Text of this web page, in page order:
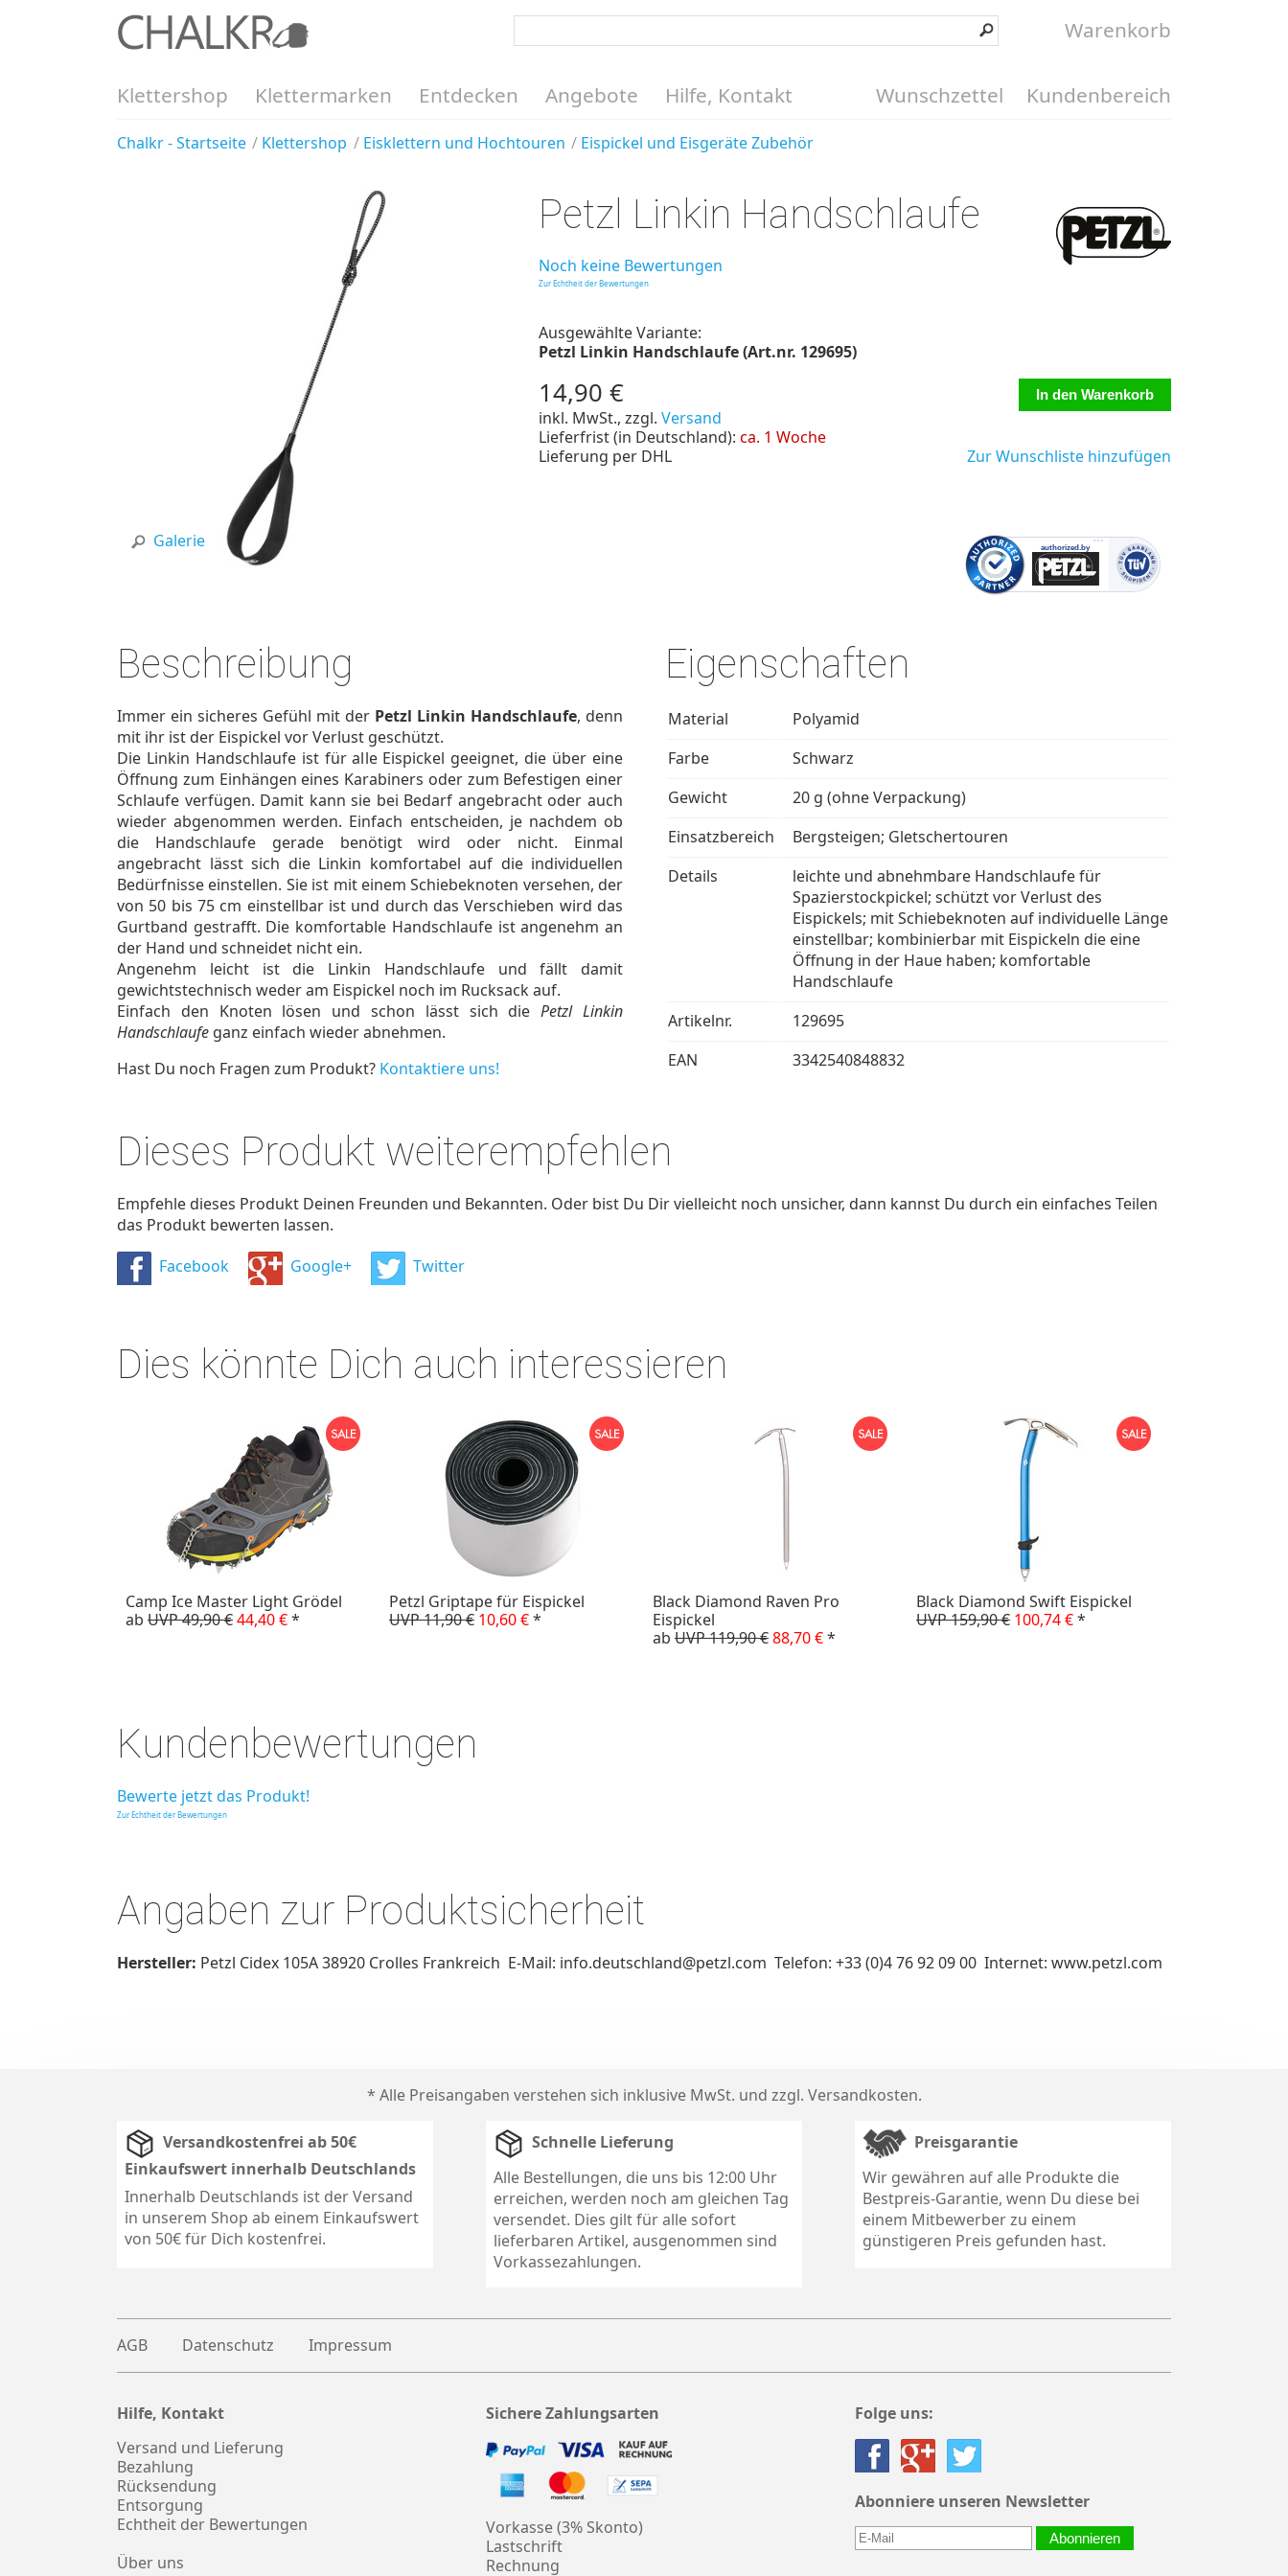
Warenkorb
Klettershop Klettermarken Entdecken Angebote Hilfe, Kontakt Kundenbereich
Wunschzettel
Chalkr - Startseite Klettershop Eisklettern und Hochtouren Eispickel und Eisgeräte Zubehör
Galerie
Petzl Linkin Handschlaufe
Noch keine Bewertungen
Zur Echtheit der Bewertungen
Ausgewählte Variante:
Petzl Linkin Handschlaufe (Art.nr. 129695)
14,90 €
inkl. MwSt., zzgl. Versand
Lieferfrist (in Deutschland): ca. 1 Woche
Lieferung per DHL
Zur Wunschliste hinzufügen
Eigenschaften
Material
Polyamid
Farbe
Schwarz
Gewicht
20 g (ohne Verpackung)
Einsatzbereich
Bergsteigen; Gletschertouren
Details
leichte und abnehmbare Handschlaufe für
Spazierstockpickel; schützt vor Verlust des
Eispickels; mit Schiebeknoten auf individuelle Länge
einstellbar; kombinierbar mit Eispickeln die eine
Öffnung in der Haue haben; komfortable
Handschlaufe
Artikelnr.
129695
EAN
3342540848832
Beschreibung
Immer ein sicheres Gefühl mit der Petzl Linkin Handschlaufe, denn
mit ihr ist der Eispickel vor Verlust geschützt.
Die Linkin Handschlaufe ist für alle Eispickel geeignet, die über eine
Öffnung zum Einhängen eines Karabiners oder zum Befestigen einer
Schlaufe verfügen. Damit kann sie bei Bedarf angebracht oder auch
wieder abgenommen werden. Einfach entscheiden, je nachdem ob
die Handschlaufe gerade benötigt wird oder nicht. Einmal
angebracht lässt sich die Linkin komfortabel auf die individuellen
Bedürfnisse einstellen. Sie ist mit einem Schiebeknoten versehen, der
von 50 bis 75 cm einstellbar ist und durch das Verschieben wird das
Gurtband gestrafft. Die komfortable Handschlaufe ist angenehm an
der Hand und schneidet nicht ein.
Angenehm leicht ist die Linkin Handschlaufe und fällt damit
gewichtstechnisch weder am Eispickel noch im Rucksack auf.
Einfach den Knoten lösen und schon lässt sich diePetzl Linkin
Handschlaufe ganz einfach wieder abnehmen.
Hast Du noch Fragen zum Produkt? Kontaktiere uns!
Dieses Produkt weiterempfehlen
Empfehle dieses Produkt Deinen Freunden und Bekannten. Oder bist Du Dir vielleicht noch unsicher, dann kannst Du durch ein einfaches Teilen
das Produkt bewerten lassen.
Facebook
Google+ Twitter
Dies könnte Dich auch interessieren
Camp Ice Master Light Grödel
ab UVP 49,90 €44,40 €*
Petzl Griptape für Eispickel
UVP 11,90 € 10,60 €*
Black Diamond Raven Pro
Eispickel
ab UVP 119,90 €88,70 €*
Black Diamond Swift Eispickel
UVP 159,90 € 100,74 €*
Kundenbewertungen
Bewerte jetzt das Produkt!
Zur Echtheit der Bewertungen
Angaben zur Produktsicherheit
Hersteller: Petzl Cidex 105A 38920 Crolles Frankreich E-Mail: info.deutschland@petzl.com Telefon: +33 (0)4 76 92 09 00 Internet: www.petzl.com
* Alle Preisangaben verstehen sich inklusive MwSt. und zzgl. Versandkosten.
Versandkostenfrei ab 50€
Einkaufswert innerhalb Deutschlands
Innerhalb Deutschlands ist der Versand
in unserem Shop ab einem Einkaufswert
von 50€ für Dich kostenfrei.
Schnelle Lieferung
Alle Bestellungen, die uns bis 12:00 Uhr
erreichen, werden noch am gleichen Tag
versendet. Dies gilt für alle sofort
lieferbaren Artikel, ausgenommen sind
Vorkassezahlungen.
Preisgarantie
Wir gewähren auf alle Produkte die
Bestpreis-Garantie, wenn Du diese bei
einem Mitbewerber zu einem
günstigeren Preis gefunden hast.
AGB Datenschutz Impressum
Hilfe, Kontakt
Versand und Lieferung
Bezahlung
Rücksendung
Entsorgung
Echtheit der Bewertungen
Über uns
Sichere Zahlungsarten
Vorkasse (3% Skonto)
Lastschrift
Rechnung
Folge uns:
Abonniere unseren Newsletter
Abonnieren